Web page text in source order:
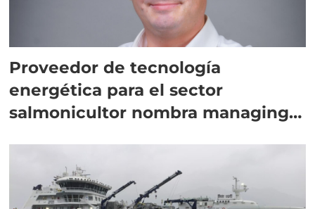
Proveedor de tecnología
energética para el sector
salmonicultor nombra managing